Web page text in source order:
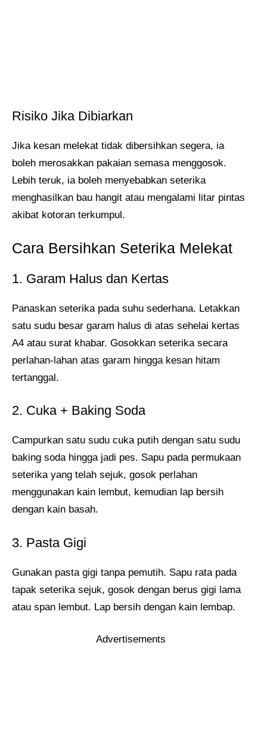
Risiko Jika Dibiarkan
Jika kesan melekat tidak dibersihkan segera, ia
boleh merosakkan pakaian semasa menggosok.
Lebih teruk, ia boleh menyebabkan seterika
menghasilkan bau hangit atau mengalami litar pintas
akibat kotoran terkumpul.
Cara Bersihkan Seterika Melekat
1. Garam Halus dan Kertas
Panaskan seterika pada suhu sederhana. Letakkan
satu sudu besar garam halus di atas sehelai kertas
A4 atau surat khabar. Gosokkan seterika secara
perlahan-lahan atas garam hingga kesan hitam
tertanggal.
2. Cuka + Baking Soda
Campurkan satu sudu cuka putih dengan satu sudu
baking soda hingga jadi pes. Sapu pada permukaan
seterika yang telah sejuk, gosok perlahan
menggunakan kain lembut, kemudian lap bersih
dengan kain basah.
3. Pasta Gigi
Gunakan pasta gigi tanpa pemutih. Sapu rata pada
tapak seterika sejuk, gosok dengan berus gigi lama
atau span lembut. Lap bersih dengan kain lembap.
Advertisements